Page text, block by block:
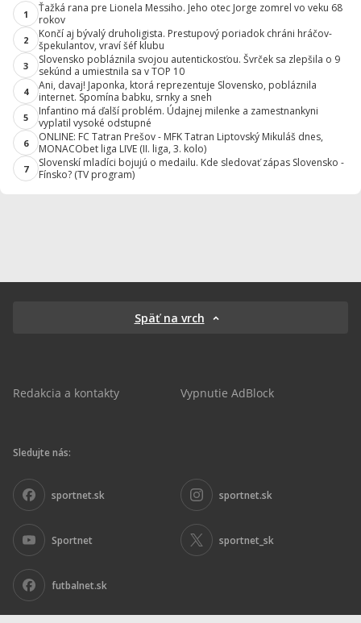
1
Ťažká rana pre Lionela Messiho. Jeho otec Jorge zomrel vo veku 68
rokov
2
Končí aj bývalý druholigista. Prestupový poriadok chráni hráčov-
špekulantov, vraví šéf klubu
3
Slovensko pobláznila svojou autentickosťou. Švrček sa zlepšila o 9
sekúnd a umiestnila sa v TOP 10
4
Ani, davaj! Japonka, ktorá reprezentuje Slovensko, pobláznila
internet. Spomína babku, srnky a sneh
5
Infantino má ďalší problém. Údajnej milenke a zamestnankyni
vyplatil vysoké odstupné
6
ONLINE: FC Tatran Prešov - MFK Tatran Liptovský Mikuláš dnes,
MONACObet liga LIVE (II. liga, 3. kolo)
7
Slovenskí mladíci bojujú o medailu. Kde sledovať zápas Slovensko -
Fínsko? (TV program)
Späť na vrch
Redakcia a kontakty Vypnutie AdBlock
Sledujte nás:
sportnet.sk sportnet.sk
Sportnet sportnet_sk
futbalnet.sk